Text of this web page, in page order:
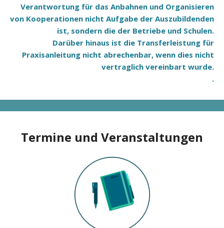
Verantwortung für das Anbahnen und Organisieren
von Kooperationen nicht Aufgabe der Auszubildenden
ist, sondern die der Betriebe und Schulen.
Darüber hinaus ist die Transferleistung für
Praxisanleitung nicht abrechenbar, wenn dies nicht
vertraglich vereinbart wurde.
.
Termine und Veranstaltungen